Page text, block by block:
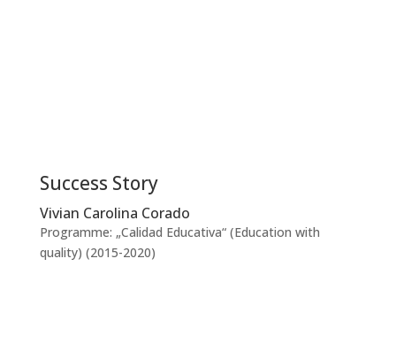
Success Story
Vivian Carolina Corado
Programme: „Calidad Educativa“ (Education with
quality) (2015-2020)